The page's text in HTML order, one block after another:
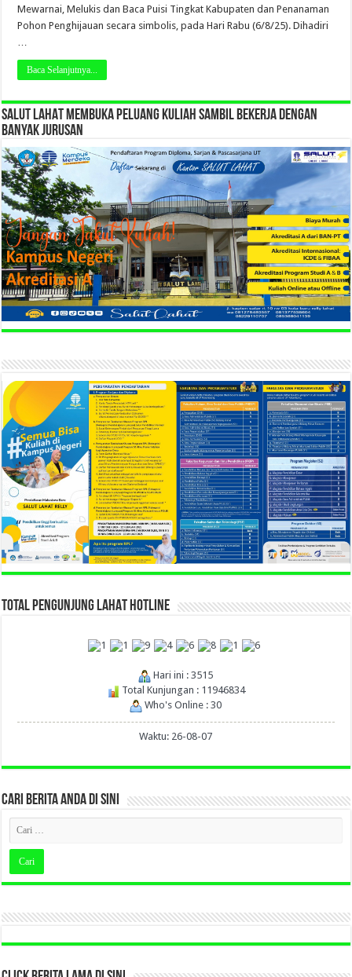
Mewarnai, Melukis dan Baca Puisi Tingkat Kabupaten dan Penanaman
Pohon Penghijauan secara simbolis, pada Hari Rabu (6/8/25). Dihadiri
…
Baca Selanjutnya...
SALUT LAHAT MEMBUKA PELUANG KULIAH SAMBIL BEKERJA DENGAN
BANYAK JURUSAN
TOTAL PENGUNJUNG LAHAT HOTLINE
Hari ini : 3515
Total Kunjungan : 11946834
Who's Online : 30
Waktu: 26-08-07
CARI BERITA ANDA DI SINI